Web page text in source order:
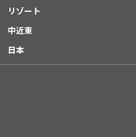
リゾート
中近東
日本